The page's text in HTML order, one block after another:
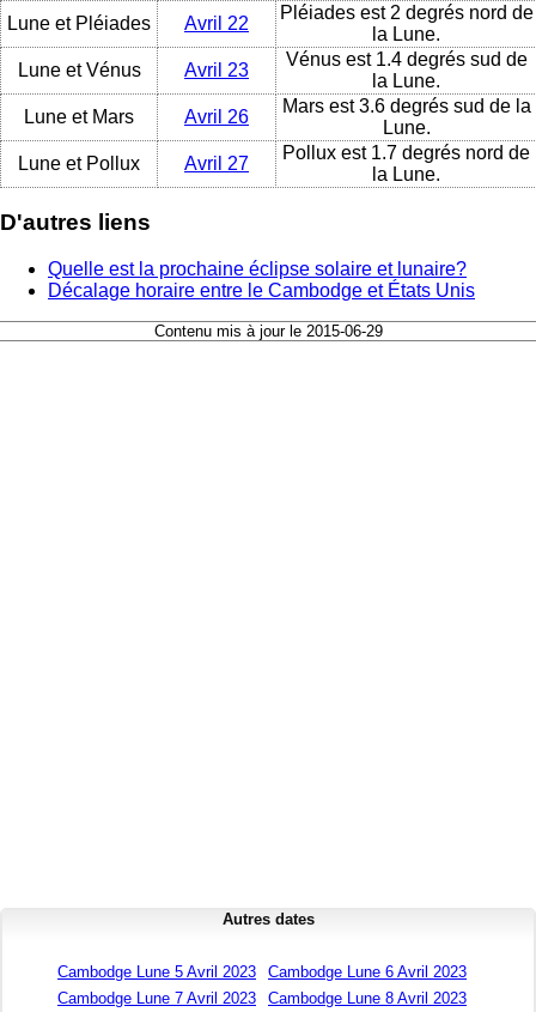
Lune et Pléiades
Avril 22
Pléiades est 2 degrés nord de
la Lune.
Lune et Vénus
Avril 23
Vénus est 1.4 degrés sud de
la Lune.
Lune et Mars
Avril 26
Mars est 3.6 degrés sud de la
Lune.
Lune et Pollux
Avril 27
Pollux est 1.7 degrés nord de
la Lune.
D'autres liens
Quelle est la prochaine éclipse solaire et lunaire?
Décalage horaire entre le Cambodge et États Unis
Contenu mis à jour le 2015-06-29
Autres dates
Cambodge Lune 5 Avril 2023
Cambodge Lune 6 Avril 2023
Cambodge Lune 7 Avril 2023
Cambodge Lune 8 Avril 2023